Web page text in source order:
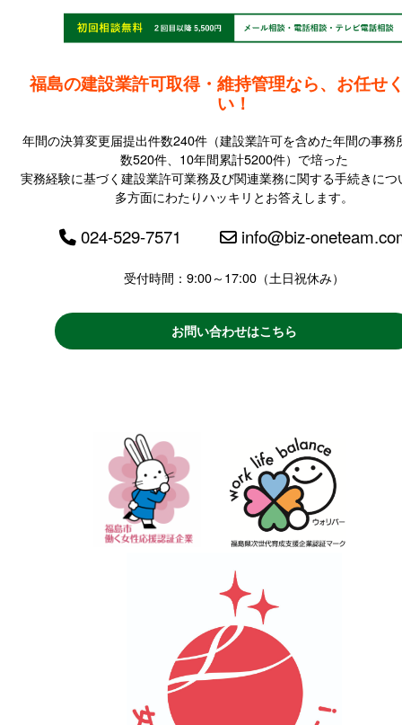
福島の建設業許可取得・維持管理なら、お任せ
い！
年間の決算変更届提出件数240件（建設業許可を含めた年間の事務
数520件、10年間累計5200件）で培った
実務経験に基づく建設業許可業務及び関連業務に関する手続きにつ
多方面にわたりハッキリとお答えします。
024-529-7571 info@biz-
受付時間：9:00～17:00（土日祝休み）
お問い合わせはこちら